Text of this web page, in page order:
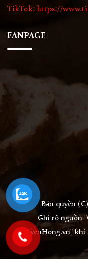
TikTok: https://
FANPAGE
Bản quyền
Ghi rõ nguồn
NguyenHong.vn"